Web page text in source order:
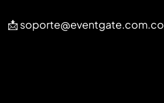
📩 soporte@eventgate.com.co